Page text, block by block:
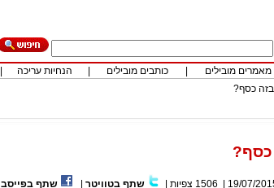
מאמרים מובילים כותבים מובילים הנחיות עריכה
כסף?
כסף?
19/07/
1506 צפיות שתף בטוויטר שתף